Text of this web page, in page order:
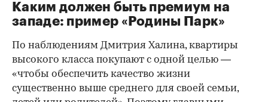
Каким должен быть премиум на
западе: пример «Родины Парк»
По наблюдениям Дмитрия Халина, квартиры
высокого класса покупают с одной целью —
«чтобы обеспечить качество жизни
существенно выше среднего для своей семьи,